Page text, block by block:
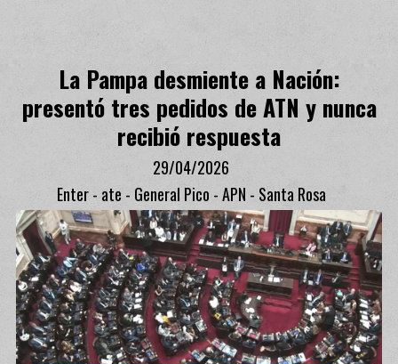
La Pampa desmiente a Nación:
presentó tres pedidos de ATN y nunca
recibió respuesta
Enter - ate - General Pico - APN - Santa Rosa
29/04/2026